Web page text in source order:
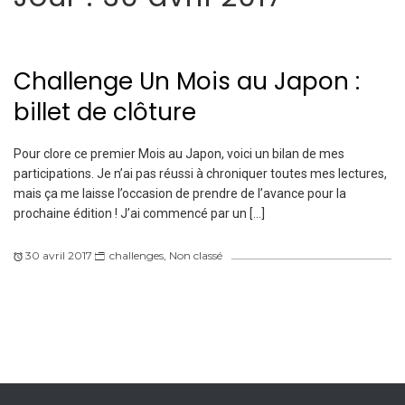
Challenge Un Mois au Japon :
billet de clôture
Pour clore ce premier Mois au Japon, voici un bilan de mes
participations. Je n’ai pas réussi à chroniquer toutes mes lectures,
mais ça me laisse l’occasion de prendre de l’avance pour la
prochaine édition ! J’ai commencé par un […]
30 avril 2017 challenges Non classé